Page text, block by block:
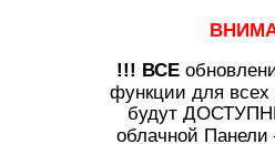
!!! ВСЕ
функции для всех
будут
облачной